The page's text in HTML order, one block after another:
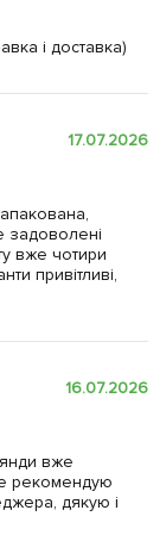
і доставка)
17.07.2026
задоволені
вже чотири
привітливі,
16.07.2026
вже
рекомендую
дякую і